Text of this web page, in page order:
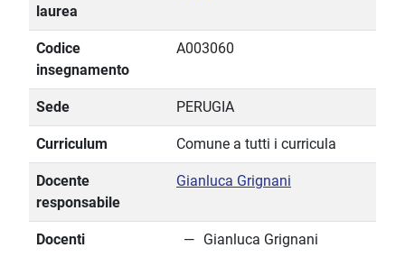
laurea
Codice
insegnamento
A003060
Sede PERUGIA
Curriculum Comune a tutti i curricula
Docente
responsabile
Gianluca Grignani
Docenti Gianluca Grignani